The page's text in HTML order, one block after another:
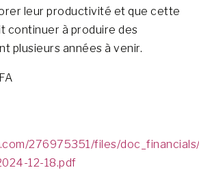
leur productivité et que cette
continuer à produire des
plusieurs années à venir.
276975351/files/
12-18.pdf